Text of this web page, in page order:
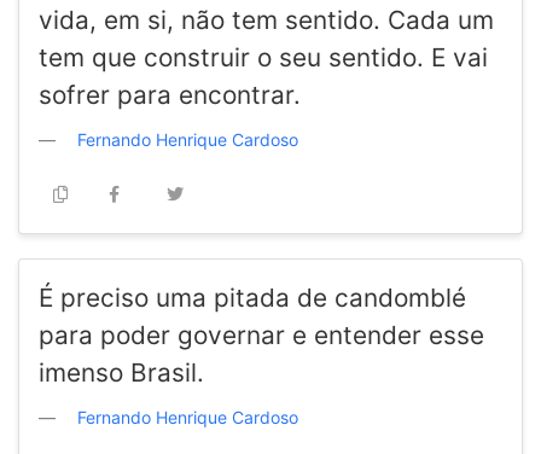
vida, em si, não tem sentido. Cada um
tem que construir o seu sentido. E vai
sofrer para encontrar.
Fernando Henrique Cardoso
É preciso uma pitada de candomblé
para poder governar e entender esse
imenso Brasil.
Fernando Henrique Cardoso